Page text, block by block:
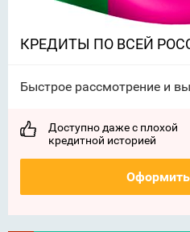
КРЕДИТЫ ПО ВСЕЙ
Быстрое рассмотрение и
Доступно даже с плохой
кредитной историей
Оформить